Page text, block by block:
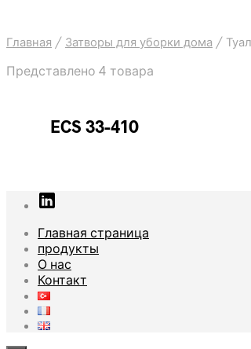
Главная / Затворы для уборки дома /
Представлено 4 товара
ECS 33-410
Главная страница
продукты
О нас
Контакт